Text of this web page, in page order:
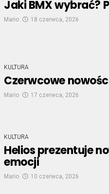
Jaki BMX wybrać?
Mario 18 czerwca, 2026
KULTURA
Czerwcowe
Mario 17 czerwca, 2026
KULTURA
Helios prezentuje
emocji
Mario 10 czerwca, 2026